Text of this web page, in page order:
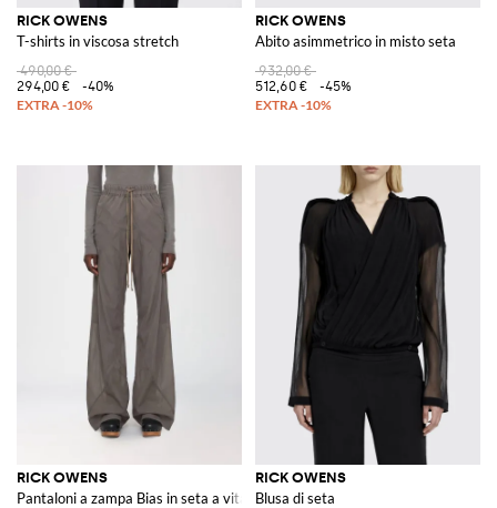
RICK OWENS
T-shirts in viscosa stretch
490,00 €
294,00 €
-40%
RICK OWENS
Abito asimmetrico in misto seta
932,00 €
512,60 €
-45%
RICK OWENS
Pantaloni a zampa Bias in seta a vita alta con coulisse
RICK OWENS
Blusa di seta